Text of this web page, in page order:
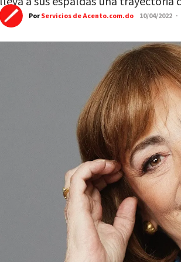
PorServicios de Acento.com.do 10/04/2022 ·